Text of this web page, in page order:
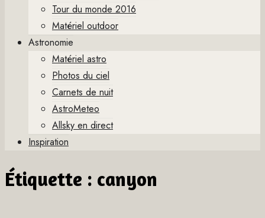
Tour du monde 2016
Matériel outdoor
Astronomie
Matériel astro
Photos du ciel
Carnets de nuit
AstroMeteo
Allsky en direct
Inspiration
Étiquette : canyon